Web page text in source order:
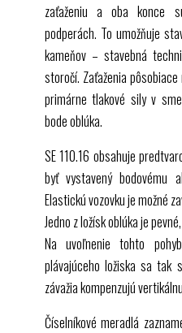
zaťaženiu a oba konce
podperách. To umožňuje
kameňov – stavebná
storočí. Zaťaženia
primárne tlakové sily v
bode oblúka.
SE 110.16 obsahuje
byť vystavený bodovému
Elastickú vozovku je možné
Jedno z ložísk oblúka je
Na uvoľnenie tohto
plávajúceho ložiska sa tak
závažia kompenzujú
Číselníkové meradlá